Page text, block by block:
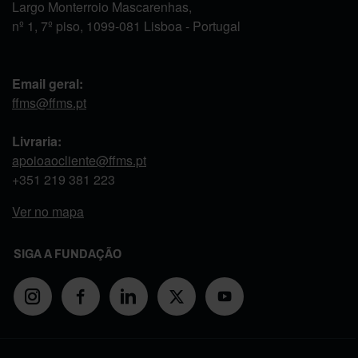
Largo Monterroio Mascarenhas,
nº 1, 7º piso, 1099-081 Lisboa - Portugal
Email geral:
ffms@ffms.pt
Livraria:
apoioaocliente@ffms.pt
+351 219 381 223
Ver no mapa
SIGA A FUNDAÇÃO